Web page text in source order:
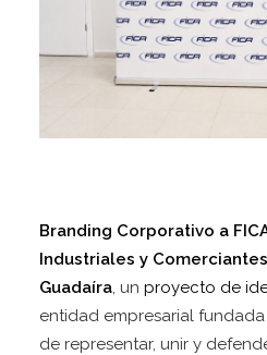
Branding Corporativo a
Industriales y
Guadaíra, un proyecto de
entidad empresarial
de representar, unir y